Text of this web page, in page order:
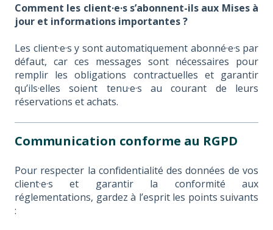
Comment les client·e·s s’abonnent-ils aux Mises à
jour et informations importantes ?
Les client·e·s y sont automatiquement abonné·e·s par
défaut, car ces messages sont nécessaires pour
remplir les obligations contractuelles et garantir
qu’ils·elles soient tenu·e·s au courant de leurs
réservations et achats.
Communication conforme au RGPD
Pour respecter la confidentialité des données de vos
client·e·s et garantir la conformité aux
réglementations, gardez à l’esprit les points suivants
: